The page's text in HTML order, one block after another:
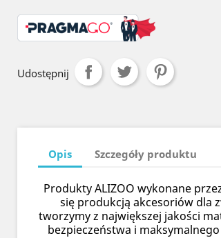
Udostępnij
Opis Szczegóły produktu
Produkty ALIZOO wykonane
się produkcją akcesoriów dla
tworzymy z największej jakości
bezpieczeństwa i